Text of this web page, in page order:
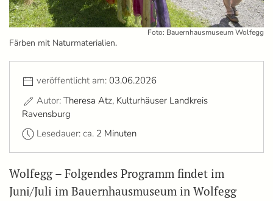
Foto: Bauernhausmuseum Wolfegg
Färben mit Naturmaterialien.
veröffentlicht am: 03.06.2026
Autor: Theresa Atz, Kulturhäuser Landkreis
Ravensburg
Lesedauer: ca. 2 Minuten
Wolfegg – Folgendes Programm findet im
Juni/Juli im Bauernhausmuseum in Wolfegg